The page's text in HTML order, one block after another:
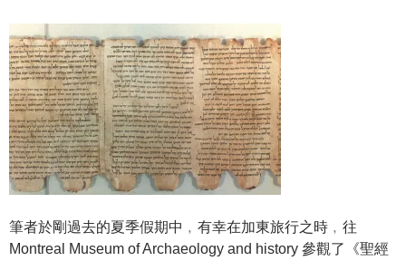
筆者於剛過去的夏季假期中﹐有幸在加東旅行之時﹐往
Montreal Museum of Archaeology and history 參觀了《聖經